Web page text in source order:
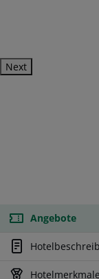
Next
Angebote
Hotelmerkmale